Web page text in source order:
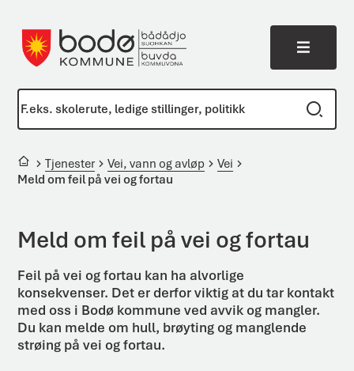
Meny
Du er her:Tjenester Vei, vann og avløp
Vei
Meld om feil på vei og fortau
Meld om feil på vei og fortau
Feil på vei og fortau kan ha alvorlige
konsekvenser. Det er derfor viktig at du tar kontakt
med oss i Bodø kommune ved avvik og mangler.
Du kan melde om hull, brøyting og manglende
strøing på vei og fortau.